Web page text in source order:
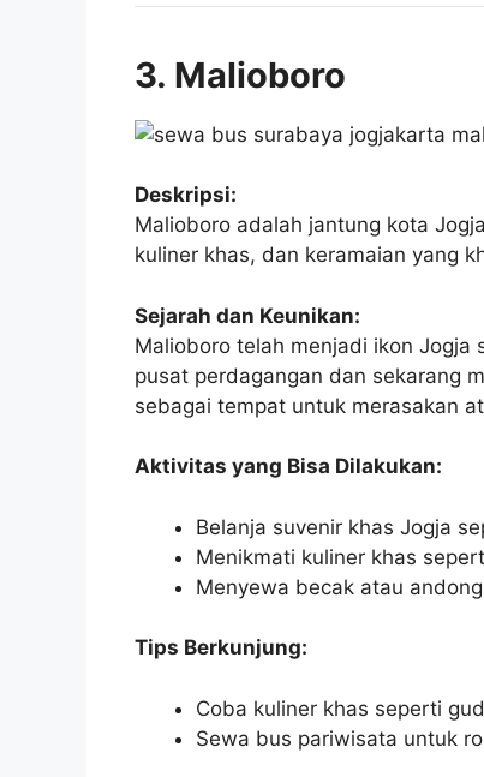
3. Malioboro
Deskripsi:
Malioboro adalah jantung kota
kuliner khas, dan keramaian yang
Sejarah dan Keunikan:
Malioboro telah menjadi ikon Jogja
pusat perdagangan dan sekarang
sebagai tempat untuk merasakan
Aktivitas yang Bisa Dilakukan:
Belanja suvenir khas Jogja
Menikmati kuliner khas
Menyewa becak atau
Tips Berkunjung:
Coba kuliner khas seperti
Sewa bus pariwisata untuk